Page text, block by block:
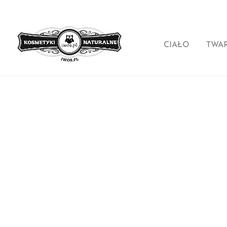
CIAŁO